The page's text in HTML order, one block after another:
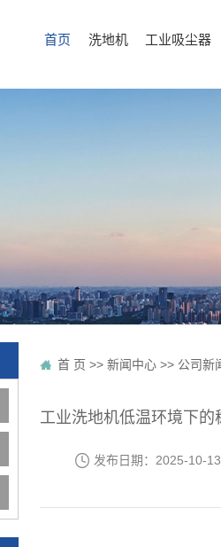
首页 洗地机 工业吸尘器
首 页 >> 新闻中心 >> 公司新
工业洗地机低温环境下的
发布日期： 2025-10-13